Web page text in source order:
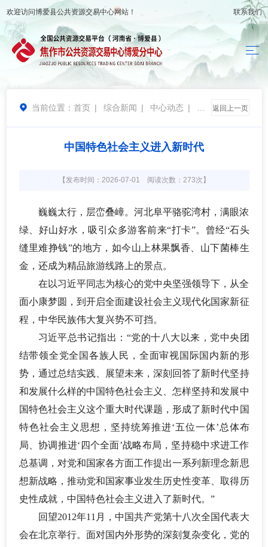
欢迎访问博爱县公共资源交易中心网站！ 联系我们
 当前位置： 首页 | 综合新闻 | 中心动态 |
党
的建设
返回上一页
中国特色社会主义进入新时代
【发布时间：2026-07-01 阅读次数：273次】
巍巍太行，层峦叠嶂。河北阜平骆驼湾村，满眼浓
绿、好山好水，吸引众多游客前来“打卡”。曾经“石头
缝里难挣钱”的地方，如今山上林果飘香、山下菌棒生
金，还成为精品旅游线路上的景点。
在以习近平同志为核心的党中央坚强领导下，从全
面小康梦圆，到开启全面建设社会主义现代化国家新征
程，中华民族伟大复兴势不可挡。
习近平总书记指出： “党的十八大以来，党中央团
结带领全党全国各族人民，全面审视国际国内新的形
势，通过总结实践、展望未来，深刻回答了新时代坚持
和发展什么样的中国特色社会主义、怎样坚持和发展中
国特色社会主义这个重大时代课题，形成了新时代中国
特色社会主义思想，坚持统筹推进‘五位一体’总体布
局、协调推进‘四个全面’战略布局，坚持稳中求进工作
总基调，对党和国家各方面工作提出一系列新理念新思
想新战略，推动党和国家事业发生历史性变革、取得历
史性成就，中国特色社会主义进入了新时代。”
回望2012年11月，中国共产党第十八次全国代表大
会在北京举行。面对国内外形势的深刻复杂变化，党的